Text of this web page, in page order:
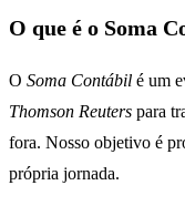
O que é o Soma
O Soma Contábil é um
Thomson Reuters para
fora. Nosso objetivo é
própria jornada.